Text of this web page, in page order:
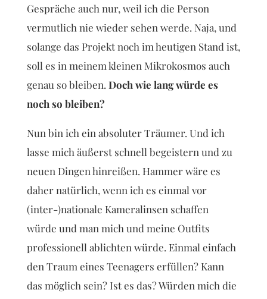
Gespräche auch nur, weil ich die Person
vermutlich nie wieder sehen werde. Naja, und
solange das Projekt noch im heutigen Stand ist,
soll es in meinem kleinen Mikrokosmos auch
genau so bleiben. Doch wie lang würde es
noch so bleiben?
Nun bin ich ein absoluter Träumer. Und ich
lasse mich äußerst schnell begeistern und zu
neuen Dingen hinreißen. Hammer wäre es
daher natürlich, wenn ich es einmal vor
(inter-)nationale Kameralinsen schaffen
würde und man mich und meine Outfits
professionell ablichten würde. Einmal einfach
den Traum eines Teenagers erfüllen? Kann
das möglich sein? Ist es das? Würden mich die